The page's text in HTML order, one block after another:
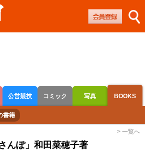
公営競技 コミック 写真 BOOKS
ートレース
書籍
> 一覧へ
んぽ」和田菜穂子著